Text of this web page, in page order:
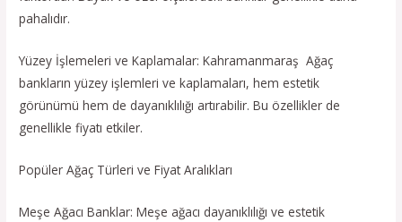
pahalıdır.
Yüzey İşlemeleri ve Kaplamalar: Kahramanmaraş Ağaç
bankların yüzey işlemleri ve kaplamaları, hem estetik
görünümü hem de dayanıklılığı artırabilir. Bu özellikler de
genellikle fiyatı etkiler.
Popüler Ağaç Türleri ve Fiyat Aralıkları
Meşe Ağacı Banklar: Meşe ağacı dayanıklılığı ve estetik